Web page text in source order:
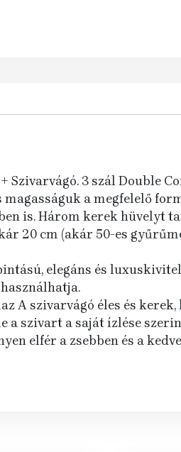
3 szál Double
a megfelelő
is. Három kerek hüvelyt
20 cm (akár 50-es
elegáns és
A szivarvágó éles és kerek,
a szivart a saját ízlése
elfér a zsebben és a